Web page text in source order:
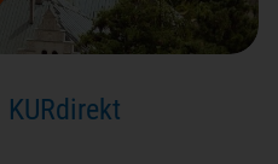
KURdirekt